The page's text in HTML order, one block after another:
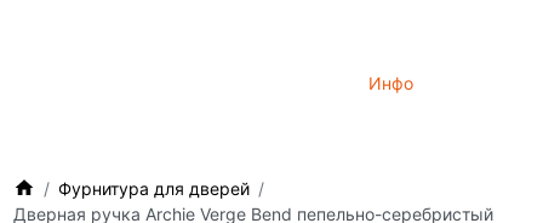
Инфо
Фурнитура для дверей
Дверная ручка Archie Verge Bend пепельно-серебристый